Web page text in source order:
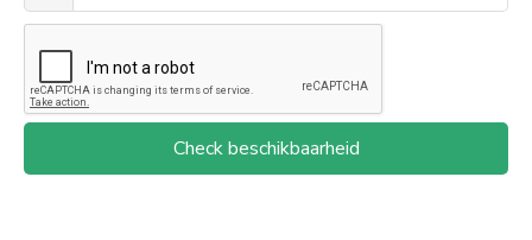
Check beschikbaarheid